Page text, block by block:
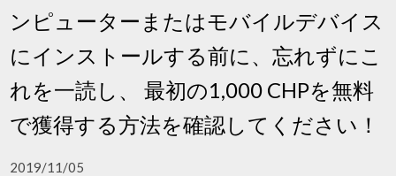
ンピューターまたはモバイルデバイス
にインストールする前に、忘れずにこ
れを一読し、 最初の1,000 CHPを無料
で獲得する方法を確認してください！
2019/11/05